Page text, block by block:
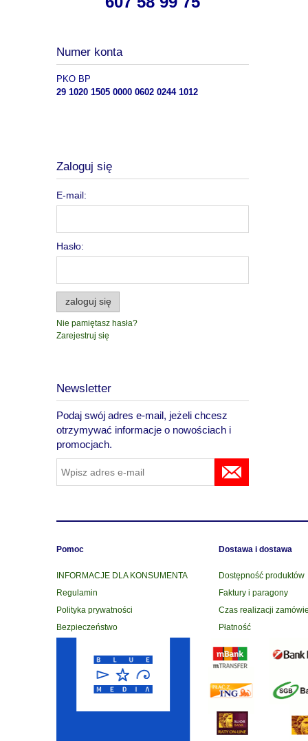
Numer konta
PKO BP
29 1020 1505 0000 0602 0244 1012
Zaloguj się
E-mail:
Hasło:
zaloguj się
Nie pamiętasz hasła?
Zarejestruj się
Newsletter
Podaj swój adres e-mail, jeżeli chcesz
otrzymywać informacje o nowościach i
promocjach.
Pomoc
INFORMACJE DLA KONSUMENTA
Regulamin
Polityka prywatności
Bezpieczeństwo
Dostawa i dostawa
Dostępność produktów
Faktury i paragony
Czas realizacji
Płatność